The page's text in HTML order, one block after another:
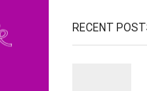
RECENT